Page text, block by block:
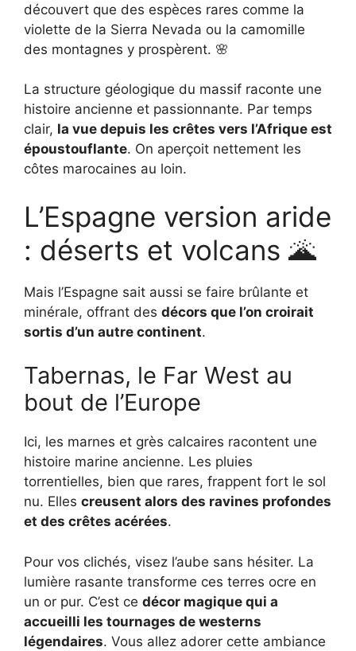
découvert que des espèces rares comme la
violette de la Sierra Nevada ou la camomille
des montagnes y prospèrent. 🌸
La structure géologique du massif raconte une
histoire ancienne et passionnante. Par temps
clair, la vue depuis les crêtes vers l’Afrique est
époustouflante. On aperçoit nettement les
côtes marocaines au loin.
L’Espagne version aride
: déserts et volcans 🌋
Mais l’Espagne sait aussi se faire brûlante et
minérale, offrant des décors que l’on croirait
sortis d’un autre continent.
Tabernas, le Far West au
bout de l’Europe
Ici, les marnes et grès calcaires racontent une
histoire marine ancienne. Les pluies
torrentielles, bien que rares, frappent fort le sol
nu. Elles creusent alors des ravines profondes
et des crêtes acérées.
Pour vos clichés, visez l’aube sans hésiter. La
lumière rasante transforme ces terres ocre en
un or pur. C’est ce décor magique qui a
accueilli les tournages de westerns
légendaires. Vous allez adorer cette ambiance